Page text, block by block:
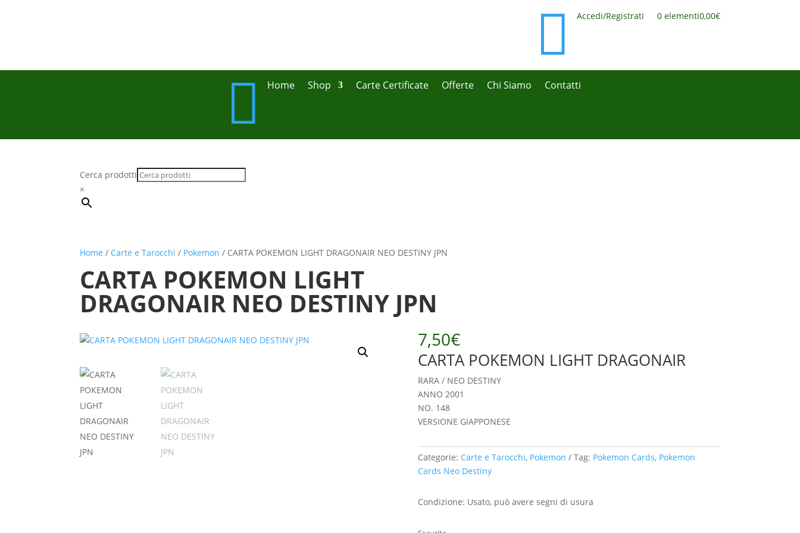
 Accedi/Registrati 0 elementi0,00€
 Home Shop Carte Certificate Offerte Chi Siamo Contatti
Cerca prodotti
×
Home / Carte e Tarocchi / Pokemon / CARTA POKEMON LIGHT DRAGONAIR NEO DESTINY JPN
CARTA POKEMON LIGHT
DRAGONAIR NEO DESTINY JPN
7,50€
CARTA POKEMON LIGHT DRAGONAIR
RARA / NEO DESTINY
ANNO 2001
NO. 148
VERSIONE GIAPPONESE
Categorie: Carte e Tarocchi, Pokemon Tag: Pokemon Cards, Pokemon
Cards Neo Destiny
Condizione: Usato, può avere segni di usura